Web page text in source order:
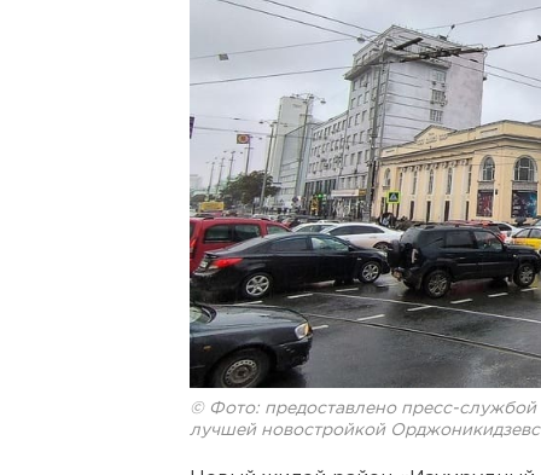
© Фото: предоставлено пресс-
лучшей новостройкой